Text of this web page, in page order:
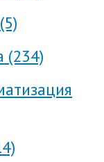
(234)